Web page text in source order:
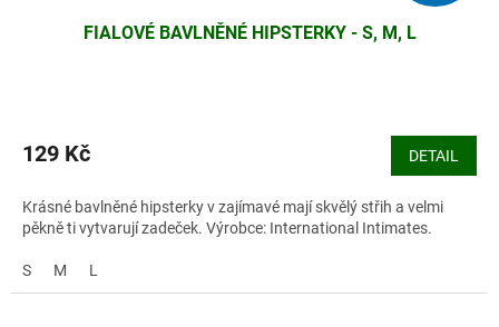
FIALOVÉ BAVLNĚNÉ HIPSTERKY - S, M, L
129 Kč DETAIL
Krásné bavlněné hipsterky v zajímavé mají skvělý střih a velmi
pěkně ti vytvarují zadeček. Výrobce: International Intimates.
S M L